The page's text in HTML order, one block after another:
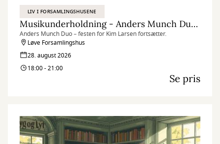
LIV I FORSAMLINGSHUSENE
Musikunderholdning​ - Anders Munch Duo – Festen for Kim Larsen fortsætter
Anders Munch Duo – festen for Kim Larsen fortsætter.
Løve Forsamlingshus
28. august 2026
18:00 - 21:00
Se pris